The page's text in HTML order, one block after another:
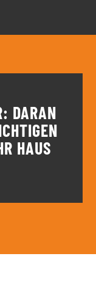
DARAN
HAUS